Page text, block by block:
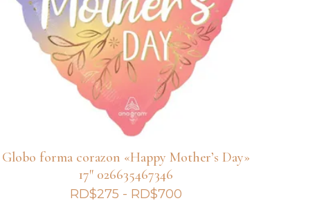
Globo forma corazon «Happy Mother’s Day»
17″ 026635467346
RD$275 - RD$700Rango